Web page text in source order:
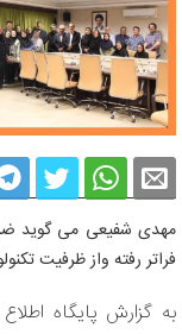
مهدی شفیعی می گوید
فراتر رفته واز ظرفیت
به گزارش پایگاه